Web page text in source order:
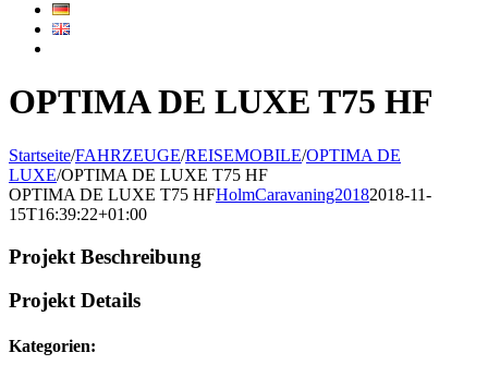
OPTIMA DE LUXE T75 HF
Startseite/FAHRZEUGE/REISEMOBILE/OPTIMA DE
LUXE/OPTIMA DE LUXE T75 HF
OPTIMA DE LUXE T75 HFHolmCaravaning20182018-11-
15T16:39:22+01:00
Projekt Beschreibung
Projekt Details
Kategorien: